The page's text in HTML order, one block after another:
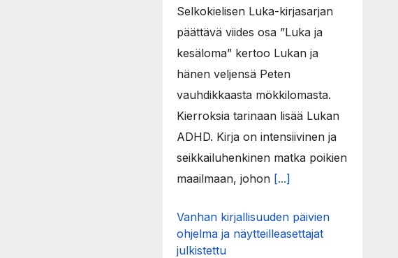
Selkokielisen Luka-kirjasarjan
päättävä viides osa ”Luka ja
kesäloma” kertoo Lukan ja
hänen veljensä Peten
vauhdikkaasta mökkilomasta.
Kierroksia tarinaan lisää Lukan
ADHD. Kirja on intensiivinen ja
seikkailuhenkinen matka poikien
maailmaan, johon [...]
Vanhan kirjallisuuden päivien
ohjelma ja näytteilleasettajat
julkistettu